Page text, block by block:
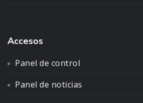
Accesos
Panel de control
Panel de noticias